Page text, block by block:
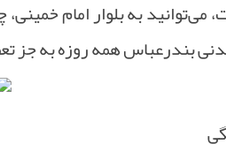
به بلوار امام
بندرعباس همه روزه به جز